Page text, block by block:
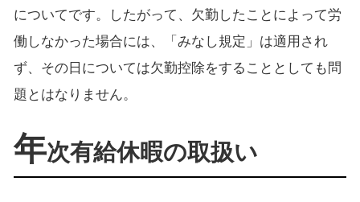
についてです。したがって、欠勤したことによって労
働しなかった場合には、「みなし規定」は適用され
ず、その日については欠勤控除をすることとしても問
題とはなりません。
年次有給休暇の取扱い